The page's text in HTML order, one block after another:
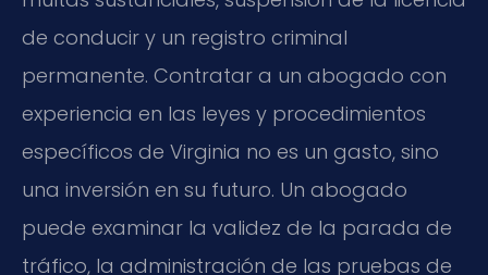
de conducir y un registro criminal
permanente. Contratar a un abogado con
experiencia en las leyes y procedimientos
específicos de Virginia no es un gasto, sino
una inversión en su futuro. Un abogado
puede examinar la validez de la parada de
tráfico, la administración de las pruebas de